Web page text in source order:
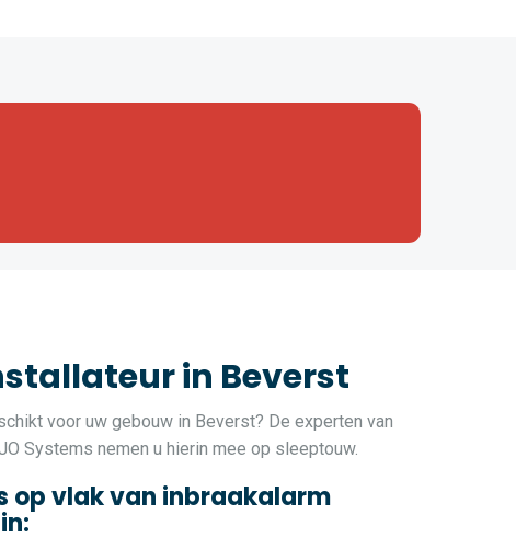
in Beverst
voor uw gebouw in Beverst? De experten van
Systems nemen u hierin mee op sleeptouw.
op vlak van inbraakalarm